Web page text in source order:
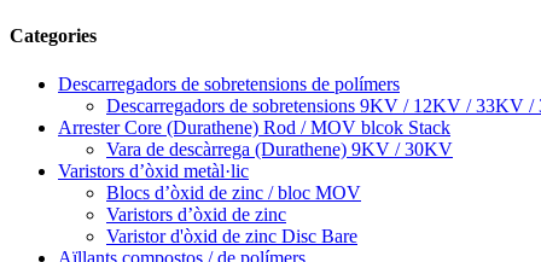
Categories
Descarregadors de sobretensions de polímers
Descarregadors de sobretensions 9KV / 12KV / 33KV
Arrester Core (Durathene) Rod / MOV blcok Stack
Vara de descàrrega (Durathene) 9KV / 30KV
Varistors d’òxid metàl·lic
Blocs d’òxid de zinc / bloc MOV
Varistors d’òxid de zinc
Varistor d'òxid de zinc Disc Bare
Aïllants compostos / de polímers